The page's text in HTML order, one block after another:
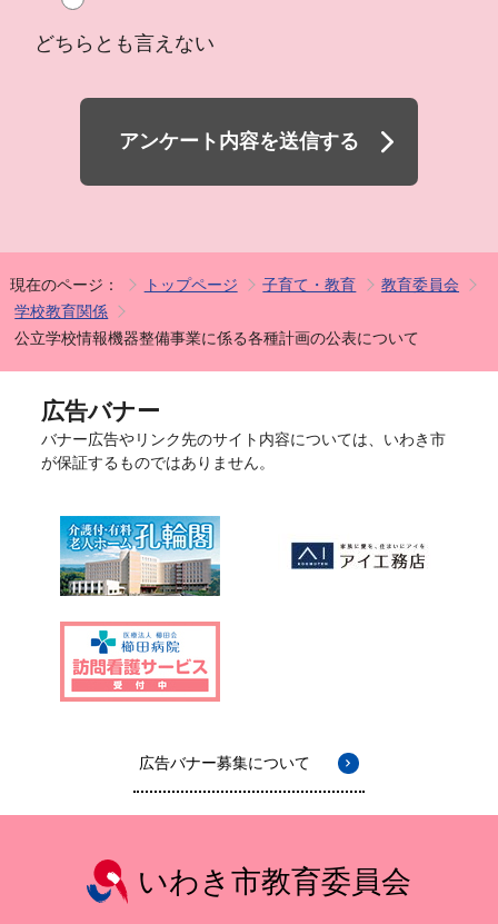
どちらとも言えない
アンケート内容を送信する
現在のページ： トップページ 子育て・教育
教育委員会
学校教育関係
公立学校情報機器整備事業に係る各種計画の公表について
広告バナー
バナー広告やリンク先のサイト内容については、いわき市
が保証するものではありません。
広告バナー募集について
いわき市教育委員会